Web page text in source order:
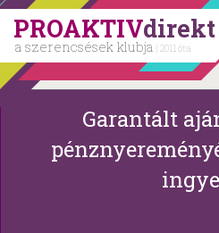
PROAKTIVdirekt
a szerencsések klubja | 2011 óta
Garantált